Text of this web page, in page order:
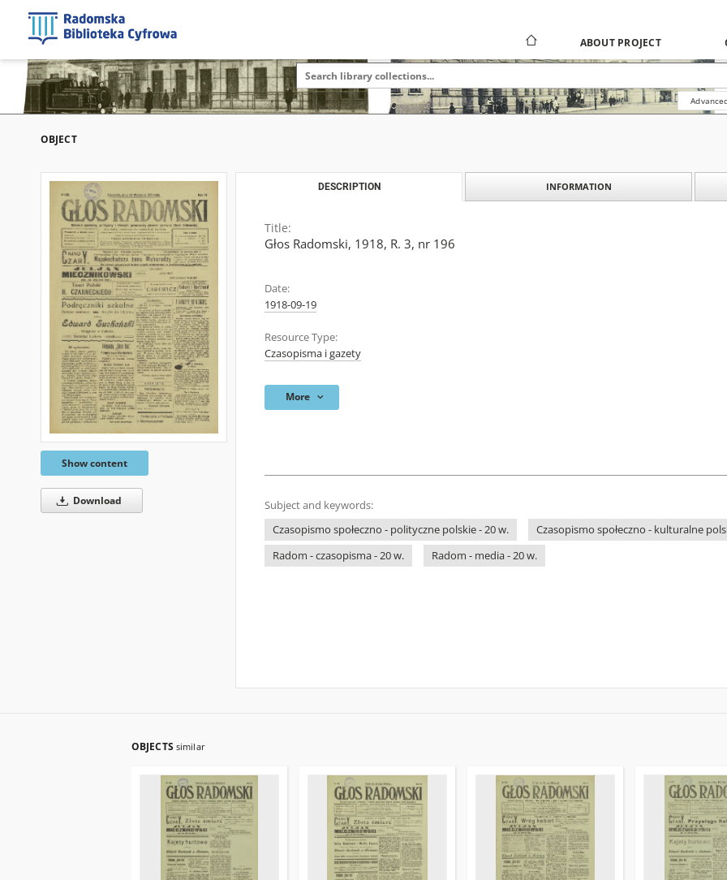
ABOUT PROJECT
OBJECT
Show content
Download
DESCRIPTION INFORMATION
Title:
Głos Radomski, 1918, R. 3, nr 196
Date:
1918-09-19
Resource Type:
Czasopisma i gazety
More
Subject and keywords:
Czasopismo społeczno - polityczne polskie - 20 w.
Czasopismo społeczno - kulturalne
Radom - czasopisma - 20 w.
Radom - media - 20 w.
OBJECTS similar